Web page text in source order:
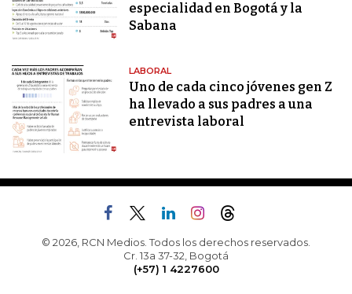
especialidad en Bogotá y la
Sabana
LABORAL
Uno de cada cinco jóvenes gen Z
ha llevado a sus padres a una
entrevista laboral
© 2026, RCN Medios. Todos los derechos reservados.
Cr. 13a 37-32, Bogotá
(+57) 1 4227600